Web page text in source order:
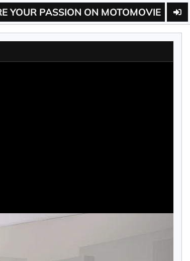
YOUR PASSION ON MOTOMOVIE